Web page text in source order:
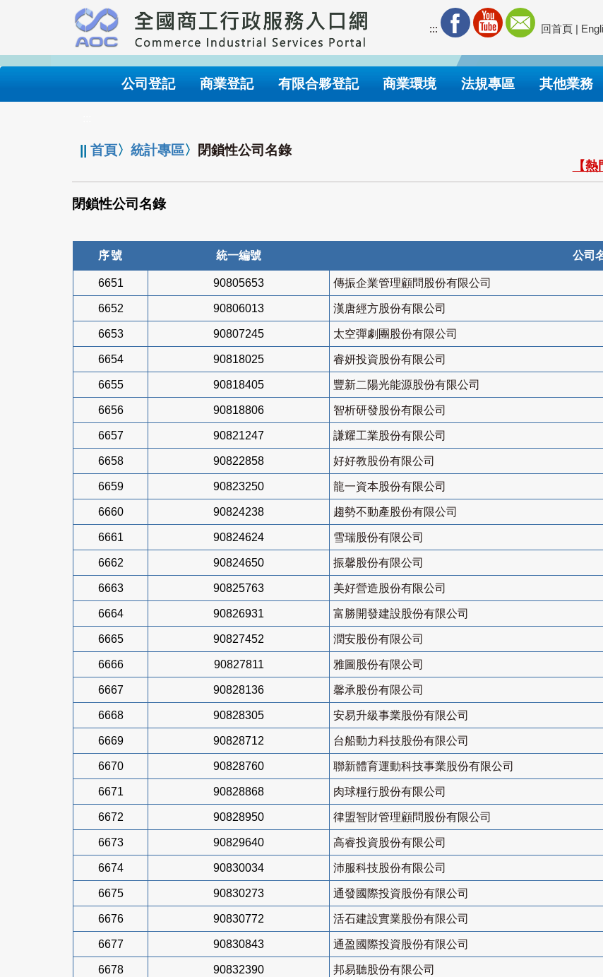
要
內
::: 回首頁 |
公司登記 商業登記 有限合夥登記 商業環境 法規專區 其他業務
||首頁〉統計專區〉 閉鎖性公司名錄
【
閉鎖性公司名錄
序號 統一編號 公司
6651 90805653 傳振企業管理顧問股份有限公司
6652 90806013 漢唐經方股份有限公司
6653 90807245 太空彈劇團股份有限公司
6654 90818025 睿妍投資股份有限公司
6655 90818405 豐新二陽光能源股份有限公司
6656 90818806 智析研發股份有限公司
6657 90821247 謙耀工業股份有限公司
6658 90822858 好好教股份有限公司
6659 90823250 龍一資本股份有限公司
6660 90824238 趨勢不動產股份有限公司
6661 90824624 雪瑞股份有限公司
6662 90824650 振馨股份有限公司
6663 90825763 美好營造股份有限公司
6664 90826931 富勝開發建設股份有限公司
6665 90827452 潤安股份有限公司
6666 90827811 雅圖股份有限公司
6667 90828136 馨承股份有限公司
6668 90828305 安易升級事業股份有限公司
6669 90828712 台船動力科技股份有限公司
6670 90828760 聯新體育運動科技事業股份有限公司
6671 90828868 肉球糧行股份有限公司
6672 90828950 律盟智財管理顧問股份有限公司
6673 90829640 高睿投資股份有限公司
6674 90830034 沛服科技股份有限公司
6675 90830273 通發國際投資股份有限公司
6676 90830772 活石建設實業股份有限公司
6677 90830843 通盈國際投資股份有限公司
6678 90832390 邦易聽股份有限公司